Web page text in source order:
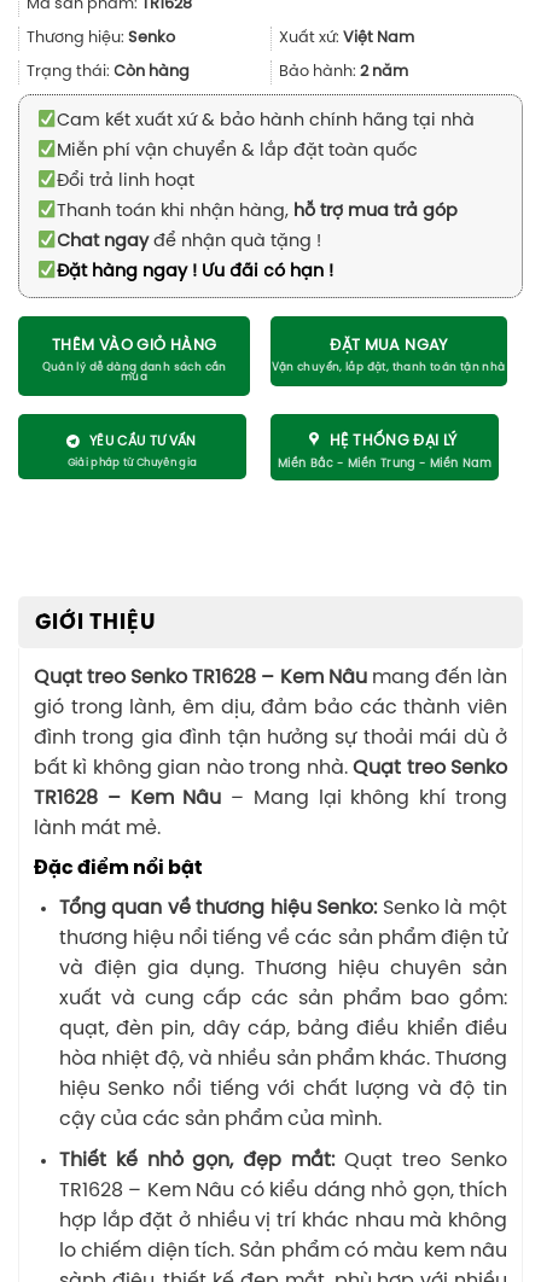
680.000₫.là:
450.000₫.
Mã sản phẩm: TR1628
Thương hiệu: Senko Xuất xứ: Việt Nam
Trạng thái: Còn hàng Bảo hành: 2 năm
Cam kết xuất xứ & bảo hành chính hãng tại nhà
Miễn phí vận chuyển & lắp đặt toàn quốc
Đổi trả linh hoạt
Thanh toán khi nhận hàng, hỗ trợ mua trả góp
Chat ngayđể nhận quà tặng !
Đặt hàng ngay ! Ưu đãi có hạn !
THÊM VÀO GIỎ HÀNG ĐẶT MUA NGAY
YÊU CẦU TƯ VẤN HỆ THỐNG ĐẠI LÝ
GIỚI THIỆU
Quạt treo Senko TR1628 – Kem Nâumang đến làn
gió trong lành, êm dịu, đảm bảo các thành viên
đình trong gia đình tận hưởng sự thoải mái dù ở
bất kì không gian nào trong nhà.Quạt treo Senko
TR1628 – Kem Nâu – Mang lại không khí trong
lành mát mẻ.
Đặc điểm nổi bật
Tổng quan về thương hiệu Senko: Senko là một
thương hiệu nổi tiếng về các sản phẩm điện tử
và điện gia dụng. Thương hiệu chuyên sản
xuất và cung cấp các sản phẩm bao gồm:
quạt, đèn pin, dây cáp, bảng điều khiển điều
hòa nhiệt độ, và nhiều sản phẩm khác. Thương
hiệu Senko nổi tiếng với chất lượng và độ tin
cậy của các sản phẩm của mình.
Thiết kế nhỏ gọn, đẹp mắt:Quạt treo Senko
TR1628 – Kem Nâu có kiểu dáng nhỏ gọn, thích
hợp lắp đặt ở nhiều vị trí khác nhau mà không
lo chiếm diện tích. Sản phẩm có màu kem nâu